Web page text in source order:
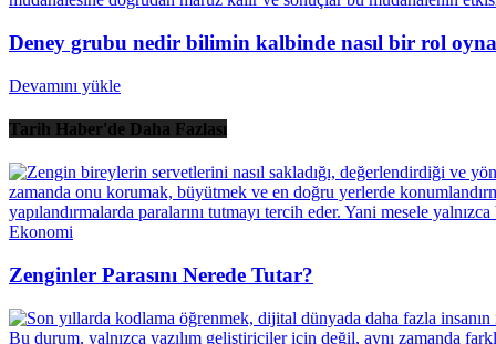
Deney grubu nedir bilimin kalbinde nasıl bir rol
Devamını yükle
Tarih Haber'de Daha Fazlası
Ekonomi
Zenginler Parasını Nerede Tutar?